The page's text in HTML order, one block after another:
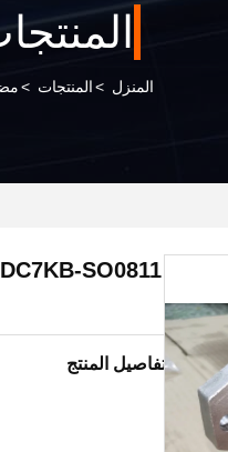
المنزل >المنتجات >
تفاصيل المنتج